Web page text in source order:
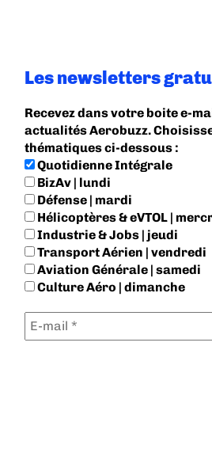
Les newsletters
Recevez dans votre boite e-
actualités Aerobuzz.
thématiques ci-dessous :
Quotidienne Intégrale
BizAv | lundi
Défense | mardi
Hélicoptères & eVTOL |
Industrie & Jobs | jeudi
Transport Aérien | vendredi
Aviation Générale | samedi
Culture Aéro | dimanche